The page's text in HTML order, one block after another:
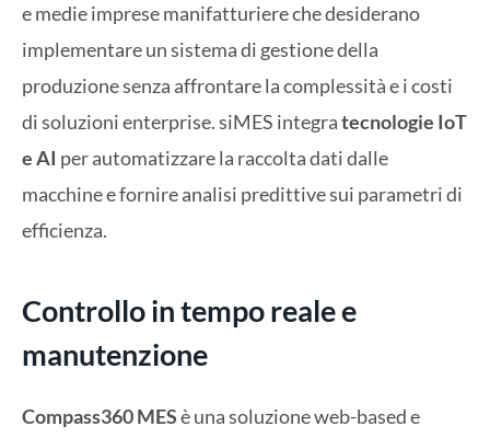
e medie imprese manifatturiere che desiderano
implementare un sistema di gestione della
produzione senza affrontare la complessità e i costi
di soluzioni enterprise. siMES integratecnologie IoT
e AI per automatizzare la raccolta dati dalle
macchine e fornire analisi predittive sui parametri di
efficienza.
Controllo in tempo reale e
manutenzione
Compass360 MESè una soluzione web-based e